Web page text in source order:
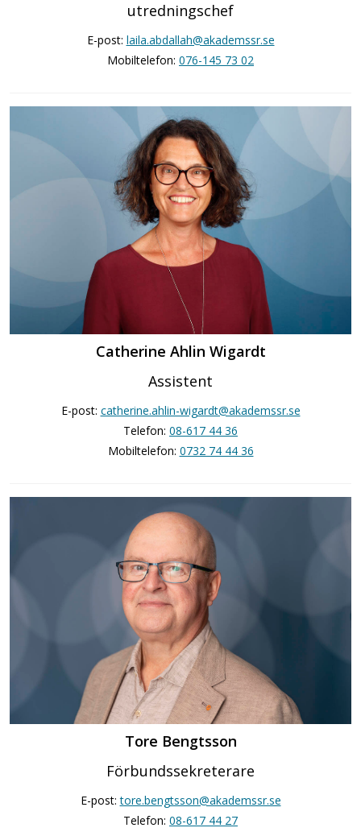
utredningschef
E-post: laila.abdallah@akademssr.se
Mobiltelefon: 076-145 73 02
Catherine Ahlin Wigardt
Assistent
E-post: catherine.ahlin-wigardt@akademssr.se
Telefon: 08-617 44 36
Mobiltelefon: 0732 74 44 36
Tore Bengtsson
Förbundssekreterare
E-post:tore.bengtsson@akademssr.se
Telefon: 08-617 44 27